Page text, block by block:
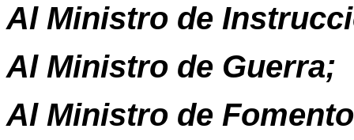
Al Ministro de
Al Ministro de Guerra;
Al Ministro de